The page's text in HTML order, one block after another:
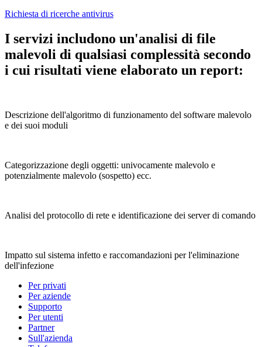
Richiesta di ricerche antivirus
I servizi includono un'analisi di file
malevoli di qualsiasi complessità secondo
i cui risultati viene elaborato un report:
Descrizione dell'algoritmo di funzionamento del software malevolo
e dei suoi moduli
Categorizzazione degli oggetti: univocamente malevolo e
potenzialmente malevolo (sospetto) ecc.
Analisi del protocollo di rete e identificazione dei server di comando
Impatto sul sistema infetto e raccomandazioni per l'eliminazione
dell'infezione
Per privati
Per aziende
Supporto
Per utenti
Partner
Sull'azienda